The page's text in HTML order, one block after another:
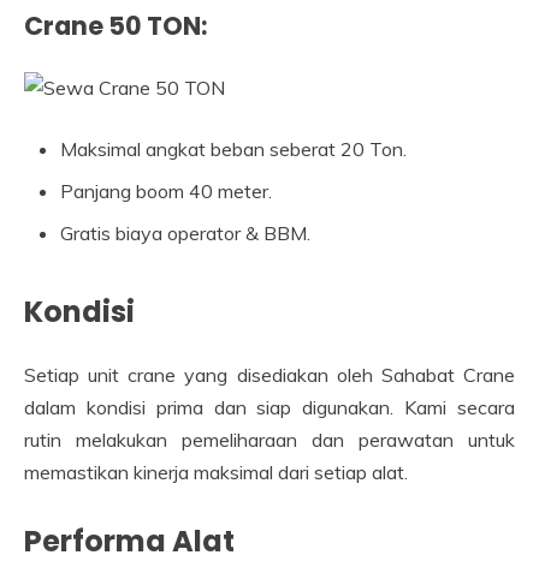
Crane 50 TON:
Maksimal angkat beban seberat 20 Ton.
Panjang boom 40 meter.
Gratis biaya operator & BBM.
Kondisi
Setiap unit crane yang disediakan oleh Sahabat Crane
dalam kondisi prima dan siap digunakan. Kami secara
rutin melakukan pemeliharaan dan perawatan untuk
memastikan kinerja maksimal dari setiap alat.
Performa Alat